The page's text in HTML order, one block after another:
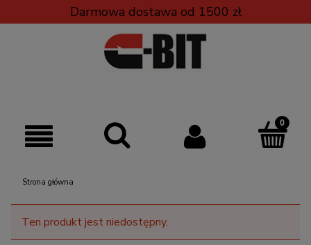
Darmowa dostawa od 1500 zł
Strona główna
Ten produkt jest niedostępny.